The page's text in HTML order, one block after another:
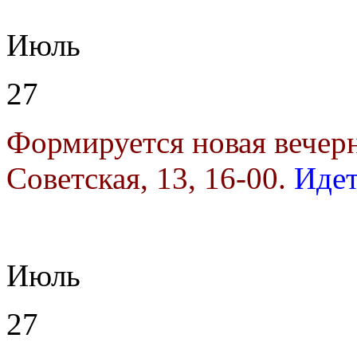
Июль
27
Формируется новая
Советская, 13, 16-00.
Июль
27